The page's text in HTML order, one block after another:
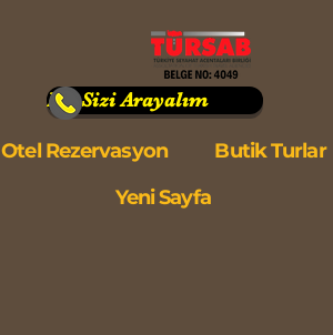
Biz Sizi Arayalım
Otel Rezervasyon
Butik Turlar
Yeni Sayfa